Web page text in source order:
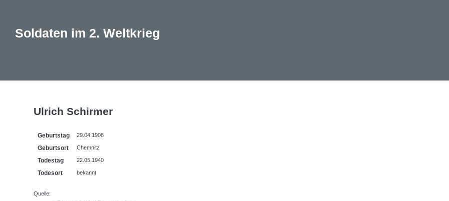
Soldaten im 2. Weltkrieg
Ulrich Schirmer
Geburtstag 29.04.1908
Geburtsort Chemnitz
Todestag 22.05.1940
Todesort bekannt
Quelle: